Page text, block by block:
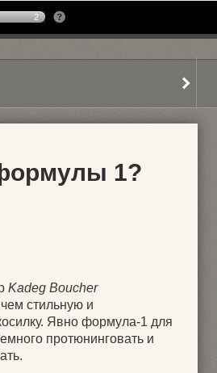
2
1?
Kadeg Boucher
стильную и
Явно формула-1 для
протюнинговать и